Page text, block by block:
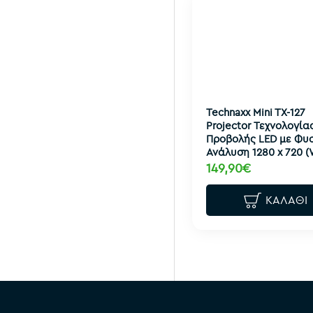
Technaxx Mini TX-127
Projector
Προβολής LED με
Ανάλυση 1280 x 720
149,90€
ΚΑΛΆΘΙ